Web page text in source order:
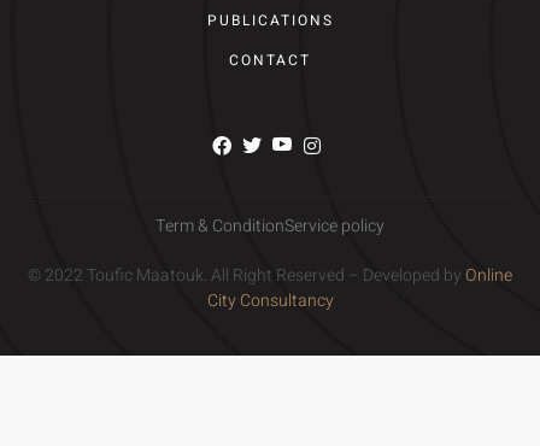
PUBLICATIONS
CONTACT
© 2022 Toufic Maatouk. All Right Reserved – Developed by Online
City Consultancy
Term & ConditionService policy